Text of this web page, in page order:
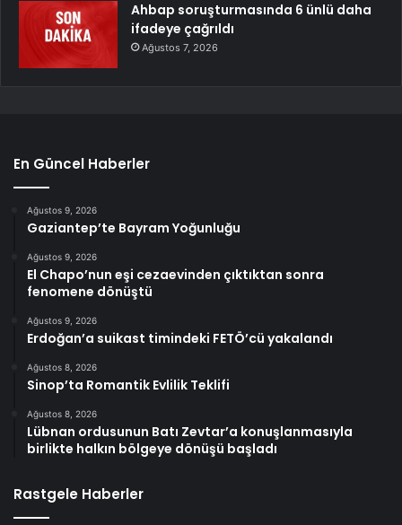
Ahbap soruşturmasında 6 ünlü daha
ifadeye çağrıldı
Ağustos 7, 2026
En Güncel Haberler
Ağustos 9, 2026
Gaziantep’te Bayram Yoğunluğu
Ağustos 9, 2026
El Chapo’nun eşi cezaevinden çıktıktan sonra
fenomene dönüştü
Ağustos 9, 2026
Erdoğan’a suikast timindeki FETÖ’cü yakalandı
Ağustos 8, 2026
Sinop’ta Romantik Evlilik Teklifi
Ağustos 8, 2026
Lübnan ordusunun Batı Zevtar’a konuşlanmasıyla
birlikte halkın bölgeye dönüşü başladı
Rastgele Haberler